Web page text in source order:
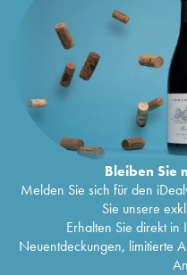
Bleiben Sie
Melden Sie sich für den
Sie unsere
Erhalten Sie direkt in
Neuentdeckungen, limitierte